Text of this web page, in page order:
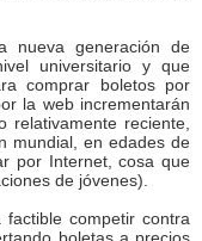
nueva generación de
universitario y que
comprar boletos por
la web incrementarán
reciente,
mundial, en edades de
por Internet, cosa que
de jóvenes).
competir contra